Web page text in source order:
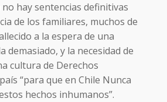
hay sentencias definitivas
de los familiares, muchos de
a la espera de una
demasiado, y la necesidad de
cultura de Derechos
“para que en Chile Nunca
hechos inhumanos”.